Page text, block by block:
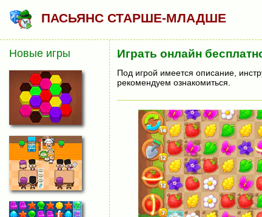
ПАСЬЯНС СТАРШЕ-МЛАДШЕ
Играть онлайн
Под игрой имеется описание,
рекомендуем ознакомиться.
Новые игры